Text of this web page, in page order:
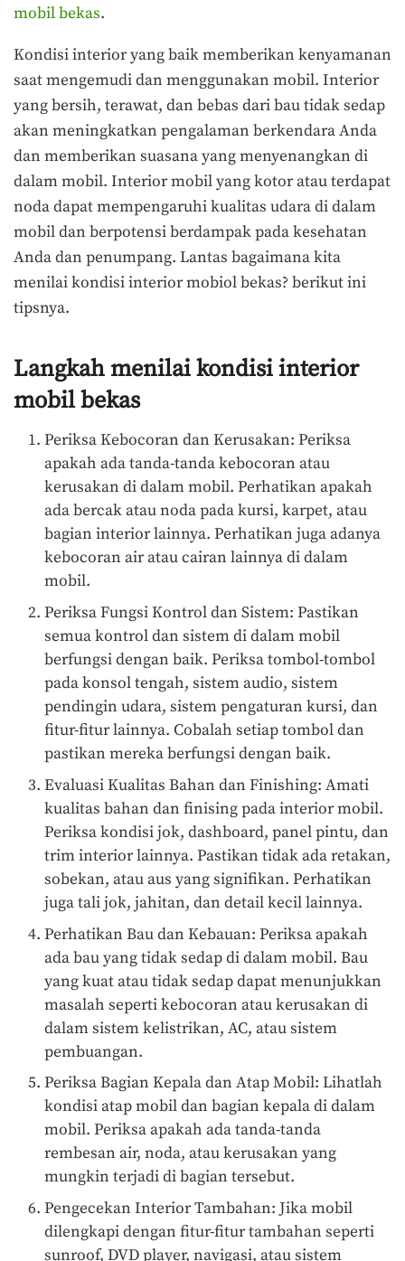
mobil bekas.
Kondisi interior yang baik memberikan kenyamanan
saat mengemudi dan menggunakan mobil. Interior
yang bersih, terawat, dan bebas dari bau tidak sedap
akan meningkatkan pengalaman berkendara Anda
dan memberikan suasana yang menyenangkan di
dalam mobil. Interior mobil yang kotor atau terdapat
noda dapat mempengaruhi kualitas udara di dalam
mobil dan berpotensi berdampak pada kesehatan
Anda dan penumpang. Lantas bagaimana kita
menilai kondisi interior mobiol bekas? berikut ini
tipsnya.
Langkah menilai kondisi interior
mobil bekas
Periksa Kebocoran dan Kerusakan: Periksa
apakah ada tanda-tanda kebocoran atau
kerusakan di dalam mobil. Perhatikan apakah
ada bercak atau noda pada kursi, karpet, atau
bagian interior lainnya. Perhatikan juga adanya
kebocoran air atau cairan lainnya di dalam
mobil.
Periksa Fungsi Kontrol dan Sistem: Pastikan
semua kontrol dan sistem di dalam mobil
berfungsi dengan baik. Periksa tombol-tombol
pada konsol tengah, sistem audio, sistem
pendingin udara, sistem pengaturan kursi, dan
fitur-fitur lainnya. Cobalah setiap tombol dan
pastikan mereka berfungsi dengan baik.
Evaluasi Kualitas Bahan dan Finishing: Amati
kualitas bahan dan finising pada interior mobil.
Periksa kondisi jok, dashboard, panel pintu, dan
trim interior lainnya. Pastikan tidak ada retakan,
sobekan, atau aus yang signifikan. Perhatikan
juga tali jok, jahitan, dan detail kecil lainnya.
Perhatikan Bau dan Kebauan: Periksa apakah
ada bau yang tidak sedap di dalam mobil. Bau
yang kuat atau tidak sedap dapat menunjukkan
masalah seperti kebocoran atau kerusakan di
dalam sistem kelistrikan, AC, atau sistem
pembuangan.
Periksa Bagian Kepala dan Atap Mobil: Lihatlah
kondisi atap mobil dan bagian kepala di dalam
mobil. Periksa apakah ada tanda-tanda
rembesan air, noda, atau kerusakan yang
mungkin terjadi di bagian tersebut.
Pengecekan Interior Tambahan: Jika mobil
dilengkapi dengan fitur-fitur tambahan seperti
sunroof, DVD player, navigasi, atau sistem